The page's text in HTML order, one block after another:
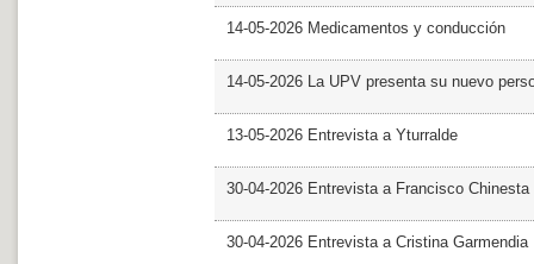
14-05-2026 Medicamentos y conducción
14-05-2026 La UPV presenta su nuevo
13-05-2026 Entrevista a Yturralde
30-04-2026 Entrevista a Francisco Chinesta
30-04-2026 Entrevista a Cristina Garmendia